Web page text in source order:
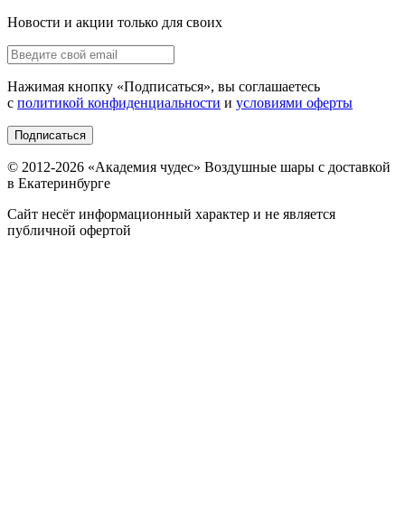
Новости и акции только для своих
Нажимая кнопку «Подписаться», вы соглашаетесь
с политикой конфиденциальности и условиями оферты
Подписаться
© 2012-2026 «Академия чудес» Воздушные шары с доставкой
в Екатеринбурге
Сайт несёт информационный характер и не является
публичной офертой